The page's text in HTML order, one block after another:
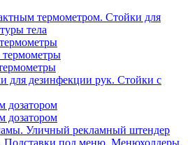
термометром. Стойки для
тела
для дезинфекции рук. Стойки с
дозатором
Уличный рекламный штендер
Подставки под меню. Менюхолдеры.